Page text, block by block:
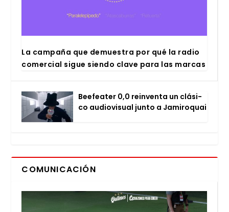
La cam­pa­ña que demues­tra por qué la radio
comer­cial sigue sien­do cla­ve para las mar­cas
Bee­fea­ter 0,0 rein­ven­ta un clá­si­
co audio­vi­sual jun­to a Jami­ro­quai
COMUNICACIÓN